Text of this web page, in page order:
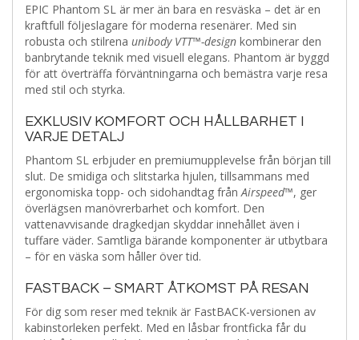
EPIC Phantom SL är mer än bara en resväska – det är en
kraftfull följeslagare för moderna resenärer. Med sin
robusta och stilrena unibody VTT™-design kombinerar den
banbrytande teknik med visuell elegans. Phantom är byggd
för att överträffa förväntningarna och bemästra varje resa
med stil och styrka.
EXKLUSIV KOMFORT OCH HÅLLBARHET I
VARJE DETALJ
Phantom SL erbjuder en premiumupplevelse från början till
slut. De smidiga och slitstarka hjulen, tillsammans med
ergonomiska topp- och sidohandtag frånAirspeed™, ger
överlägsen manövrerbarhet och komfort. Den
vattenavvisande dragkedjan skyddar innehållet även i
tuffare väder. Samtliga bärande komponenter är utbytbara
– för en väska som håller över tid.
FASTBACK – SMART ÅTKOMST PÅ RESAN
För dig som reser med teknik är FastBACK-versionen av
kabinstorleken perfekt. Med en låsbar frontficka får du